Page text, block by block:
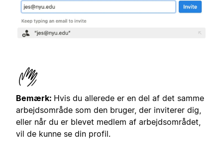
Bemærk: Hvis du allerede er en del af det samme
arbejdsområde som den bruger, der inviterer dig,
eller når du er blevet medlem af arbejdsområdet,
vil de kunne se din profil.